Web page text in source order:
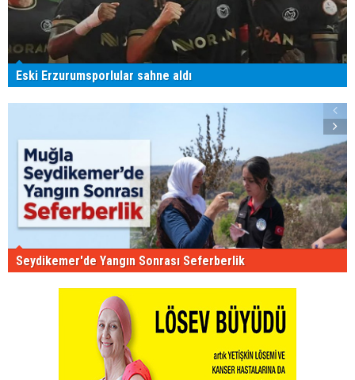
Eski Erzurumsporlular sahne aldı
Seydikemer'de Yangın Sonrası Seferberlik